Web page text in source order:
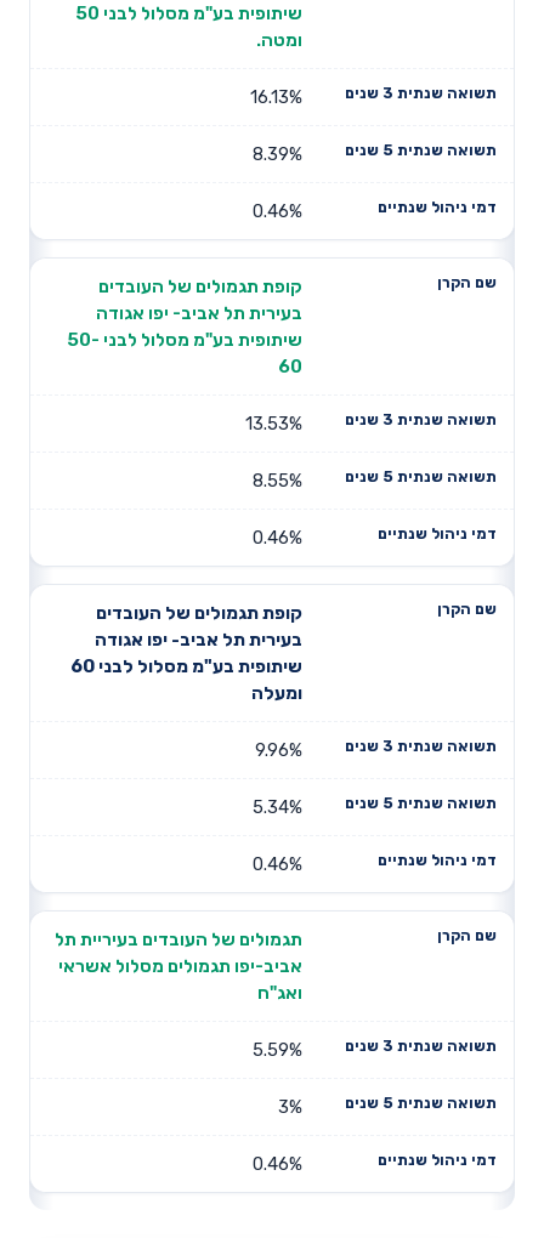
שיתופית בע"מ מסלול לבני 50
ומטה.
16.13%
8.39%
0.46%
קופת תגמולים של העובדים
בעירית תל אביב- יפו אגודה
שיתופית בע"מ מסלול לבני 50-
60
13.53%
8.55%
0.46%
קופת תגמולים של העובדים
בעירית תל אביב- יפו אגודה
שיתופית בע"מ מסלול לבני 60
ומעלה
9.96%
5.34%
0.46%
תגמולים של העובדים בעיריית תל
אביב-יפו תגמולים מסלול אשראי
ואג"ח
5.59%
3%
0.46%